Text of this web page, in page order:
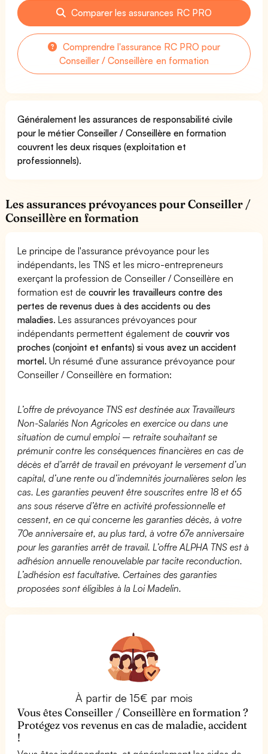
Comparer les assurances RC PRO
Comprendre l'assurance RC PRO pour
Conseiller / Conseillère en formation
Généralement les assurances de responsabilité civile
pour le métier Conseiller / Conseillère en formation
couvrent les deux risques (exploitation et
professionnels).
Les assurances prévoyances pour Conseiller /
Conseillère en formation
Le principe de l'assurance prévoyance pour les
indépendants, les TNS et les micro-entrepreneurs
exerçant la profession de Conseiller / Conseillère en
formation est decouvrir les travailleurs contre des
pertes de revenus dues à des accidents ou des
maladies. Les assurances prévoyances pour
indépendants permettent également decouvrir vos
proches (conjoint et enfants) si vous avez un accident
mortel. Un résumé d'une assurance prévoyance pour
Conseiller / Conseillère en formation:
L’offre de prévoyance TNS est destinée aux Travailleurs
Non-Salariés Non Agricoles en exercice ou dans une
situation de cumul emploi – retraite souhaitant se
prémunir contre les conséquences financières en cas de
décès et d’arrêt de travail en prévoyant le versement d’un
capital, d’une rente ou d’indemnités journalières selon les
cas. Les garanties peuvent être souscrites entre 18 et 65
ans sous réserve d’être en activité professionnelle et
cessent, en ce qui concerne les garanties décès, à votre
70e anniversaire et, au plus tard, à votre 67e anniversaire
pour les garanties arrêt de travail. L’offre ALPHA TNS est à
adhésion annuelle renouvelable par tacite reconduction.
L’adhésion est facultative. Certaines des garanties
proposées sont éligibles à la Loi Madelin.
À partir de 15€ par mois
Vous êtes Conseiller / Conseillère en formation ?
Protégez vos revenus en cas de maladie, accident
!